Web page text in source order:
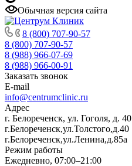
Обычная версия сайта
8 (800) 707-90-57
8 (800) 707-90-57
8 (988) 966-07-69
8 (988) 966-00-91
Заказать звонок
E-mail
info@centrumclinic.ru
Адрес
г. Белореченск, ул. Гоголя, д. 40
г.Белореченск,ул.Толстого,д.40
г.Белореченск,ул.Ленина,д.85а
Режим работы
Ежедневно, 07:00–21:00